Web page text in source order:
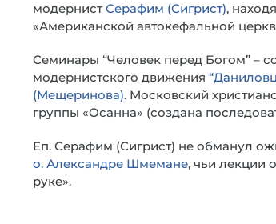
модернистСерафим (Сигрист),
«Американской автокефальной
Семинары “Человек перед Богом” –
модернистского движения
(Мещеринова). Московский
группы «Осанна» (создана
Еп. Серафим (Сигрист) не обманул
о. Александре Шмемане, чьи лекции
руке».